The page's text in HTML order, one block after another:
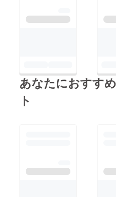
あなたにおすす
ト